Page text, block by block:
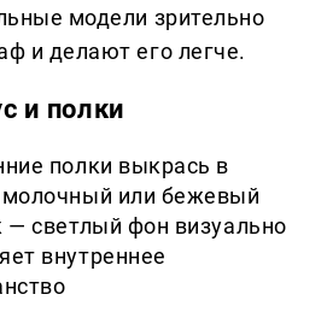
модели зрительно
и делают его легче.
и полки
полки выкрась в
или бежевый
— светлый фон визуально
внутреннее